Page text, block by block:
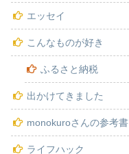
エッセイ
こんなものが好き
ふるさと納税
出かけてきました
monokuroさんの参考書
ライフハック